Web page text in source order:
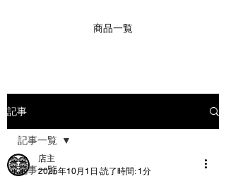
商品一覧
記事
記事一覧
記事一覧
店主
2025年10月1日 読了時間: 1分